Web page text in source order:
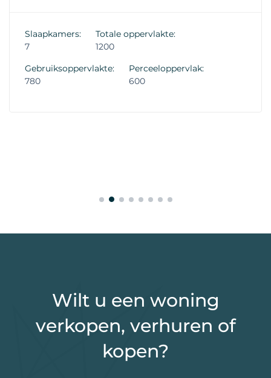
Slaapkamers:
7
Totale oppervlakte:
1200
Gebruiksoppervlakte:
780
Perceeloppervlak:
600
Wilt u een woning
verkopen, verhuren of
kopen?